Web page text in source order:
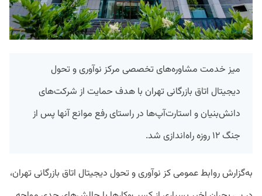
میز خدمت مشاوره‌های تخصصی مرکز نوآوری و تحول
دیجیتال اتاق بازرگانی تهران با هدف حمایت از شرکت‌های
دانش‌بنیان و استارت‌آپ‌ها در راستای رفع موانع آنها پس از
جنگ ۱۲ روزه راه‌اندازی شد.
به‌گزارش روابط عمومی کز نوآوری و تحول دیجیتال اتاق بازرگانی تهران،